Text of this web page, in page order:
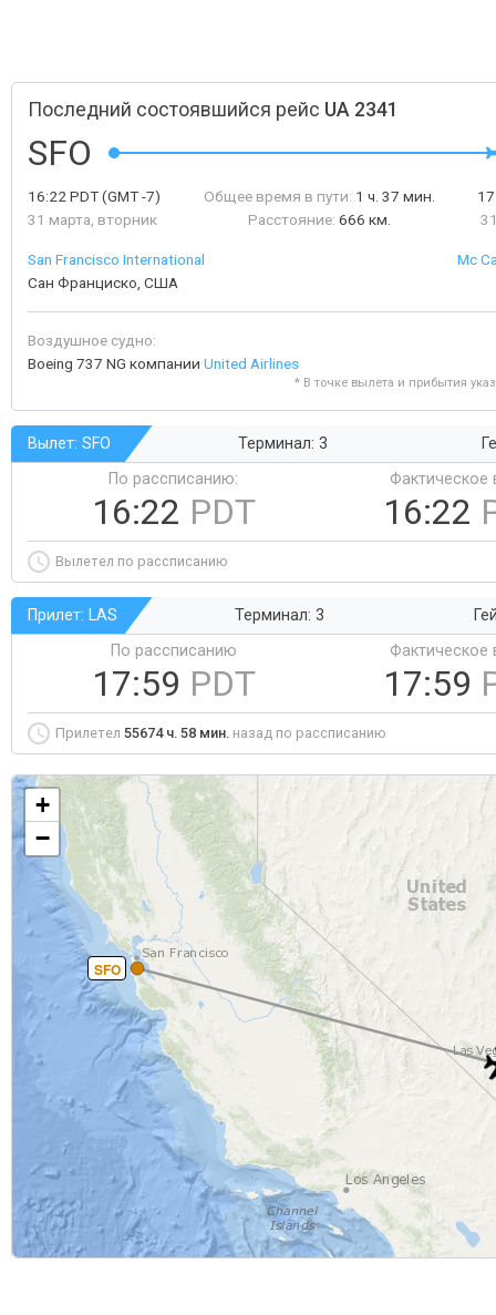
Последний состоявшийся рейс UA 2341
SFO
16:22 PDT(GMT -7)
31 марта, вторник
Общее время в пути: 1 ч. 37 мин.
Расстояние: 666 км.
San Francisco International
Сан Франциско, США
Mc
Воздушное судно:
Boeing 737 NG компании United Airlines
* В точке вылета и прибытия
Вылет: SFO Терминал: 3
По рассписанию:
16:22 PDT
Фактическое
16:22
Вылетел по рассписанию
Прилет: LAS Терминал: 3
По рассписанию
17:59 PDT
Фактическое
17:59
Прилетел 55674 ч. 58 мин. назад по рассписанию
SFO
+
−